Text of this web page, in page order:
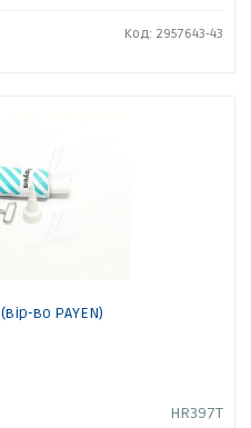
Код: 2957643-43
во PAYEN)
HR397T